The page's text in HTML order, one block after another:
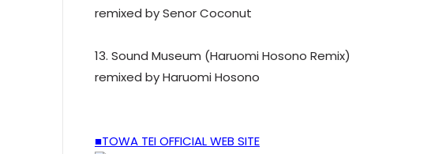
remixed by Senor Coconut
13. Sound Museum (Haruomi Hosono Remix)
remixed by Haruomi Hosono
■TOWA TEI OFFICIAL WEB SITE